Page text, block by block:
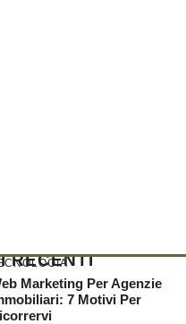
RECENTI
Marketing Per Agenzie
7 Motivi Per